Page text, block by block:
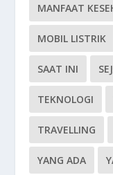
MANFAAT
MOBIL LISTRIK
SAAT INI
TEKNOLOGI
TRAVELLING
YANG ADA